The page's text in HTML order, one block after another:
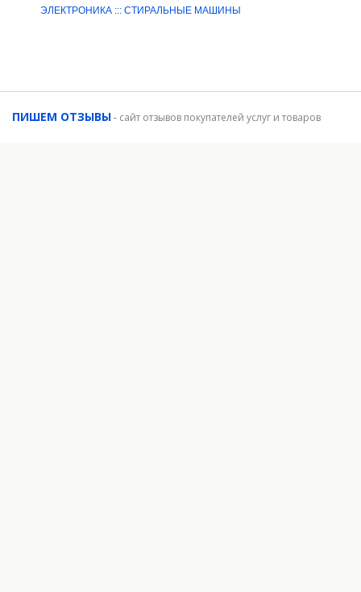
ЭЛЕКТРОНИКА ::: СТИРАЛЬНЫЕ МАШИНЫ
ПИШЕМ ОТЗЫВЫ- сайт отзывов покупателей услуг и товаров